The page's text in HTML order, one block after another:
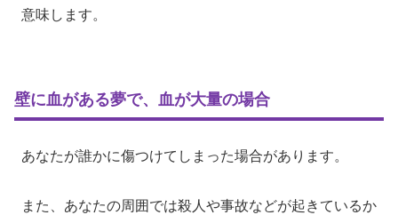
意味します。
壁に血がある夢で、血が大量の場合
あなたが誰かに傷つけてしまった場合があります。
また、あなたの周囲では殺人や事故などが起きているか